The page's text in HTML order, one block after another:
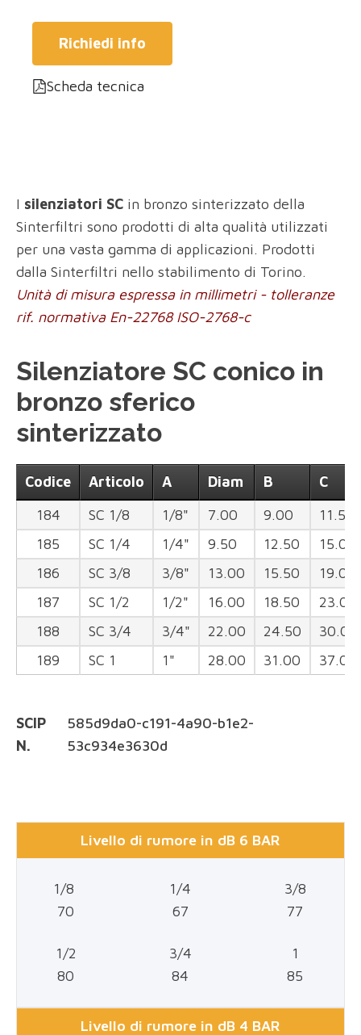
Richiedi info
Scheda tecnica
I silenziatori SC in bronzo sinterizzato della
Sinterfiltri sono prodotti di alta qualità utilizzati
per una vasta gamma di applicazioni. Prodotti
dalla Sinterfiltri nello stabilimento di Torino.
Unità di misura espressa in millimetri - tolleranze
rif. normativa En-22768 ISO-2768-c
Silenziatore SC conico in
bronzo sferico
sinterizzato
Codice Articolo A Diam B
C
184
SC 1/8 1/8" 7.00 9.00
11.50
185
SC 1/4 1/4" 9.50 12.50
15.00
186
SC 3/8 3/8" 13.00 15.50
19.00
187
SC 1/2 1/2" 16.00 18.50
23.00
188
SC 3/4 3/4" 22.00 24.50
30.00
189
SC 1 1" 28.00 31.00 37.00
SCIP
N.
585d9da0-c191-4a90-b1e2-
53c934e3630d
Livello di rumore in dB 6 BAR
1/8
70
1/4
67
3/8
77
1/2
80
3/4
84
1
85
Livello di rumore in dB 4 BAR